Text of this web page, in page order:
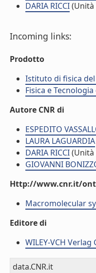
DARIA RICCI
Incoming links:
Prodotto
Istituto di fisica
Fisica e
Autore CNR di
ESPEDITO
LAURA LAGUARDIA
DARIA RICCI
GIOVANNI
Http://www.cnr.it/
Macromolecular
Editore di
WILEY-VCH Verlag
data.CNR.it